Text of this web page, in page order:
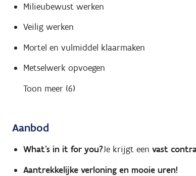
Milieubewust werken
Veilig werken
Mortel en vulmiddel klaarmaken
Metselwerk opvoegen
Toon meer (6)
Aanbod
What's in it for you?Je krijgt een vast
Aantrekkelijke verloning en mooie uren!